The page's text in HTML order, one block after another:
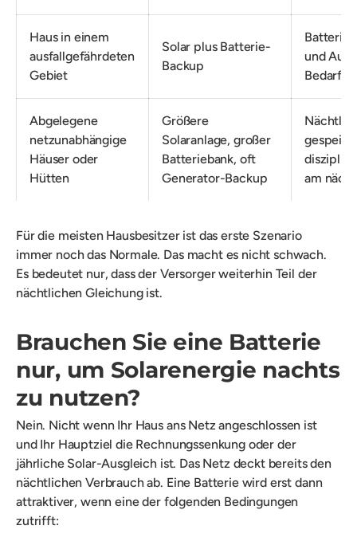
Haus in einem
ausfallgefährdeten
Gebiet
Solar plus Batterie-
Backup
Batterie
und
Bedarf
Abgelegene
netzunabhängige
Häuser oder
Hütten
Größere
Solaranlage, großer
Batteriebank, oft
Generator-Backup
am
Für die meisten Hausbesitzer ist das erste Szenario
immer noch das Normale. Das macht es nicht schwach.
Es bedeutet nur, dass der Versorger weiterhin Teil der
nächtlichen Gleichung ist.
Brauchen Sie eine Batterie
nur, um Solarenergie nachts
zu nutzen?
Nein. Nicht wenn Ihr Haus ans Netz angeschlossen ist
und Ihr Hauptziel die Rechnungssenkung oder der
jährliche Solar-Ausgleich ist. Das Netz deckt bereits den
nächtlichen Verbrauch ab. Eine Batterie wird erst dann
attraktiver, wenn eine der folgenden Bedingungen
zutrifft: